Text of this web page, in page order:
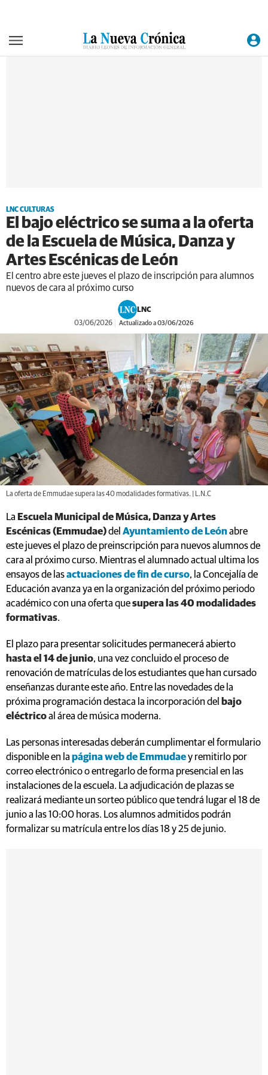
LNC CULTURAS
El bajo eléctrico se suma a la oferta
de la Escuela de Música, Danza y
Artes Escénicas de León
El centro abre este jueves el plazo de inscripción para alumnos
nuevos de cara al próximo curso
LNC
03/06/2026 Actualizado a 03/06/2026
La oferta de Emmudae supera las 40 modalidades formativas. | L.N.C
La Escuela Municipal de Música, Danza y Artes
Escénicas (Emmudae)del Ayuntamiento de Leónabre
este jueves el plazo de preinscripción para nuevos alumnos de
cara al próximo curso. Mientras el alumnado actual ultima los
ensayos de lasactuaciones de fin de curso, la Concejalía de
Educación avanza ya en la organización del próximo periodo
académico con una oferta quesupera las 40 modalidades
formativas.
El plazo para presentar solicitudes permanecerá abierto
hasta el 14 de junio, una vez concluido el proceso de
renovación de matrículas de los estudiantes que han cursado
enseñanzas durante este año. Entre las novedades de la
próxima programación destaca la incorporación del bajo
eléctricoal área de música moderna.
Las personas interesadas deberán cumplimentar el formulario
disponible en la página web de Emmudaey remitirlo por
correo electrónico o entregarlo de forma presencial en las
instalaciones de la escuela. La adjudicación de plazas se
realizará mediante un sorteo público que tendrá lugar el 18 de
junio a las 10:00 horas. Los alumnos admitidos podrán
formalizar su matrícula entre los días 18 y 25 de junio.